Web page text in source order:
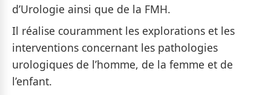
d’Urologie ainsi que de la FMH.
Il réalise couramment les explorations et les
interventions concernant les pathologies
urologiques de l’homme, de la femme et de
l’enfant.